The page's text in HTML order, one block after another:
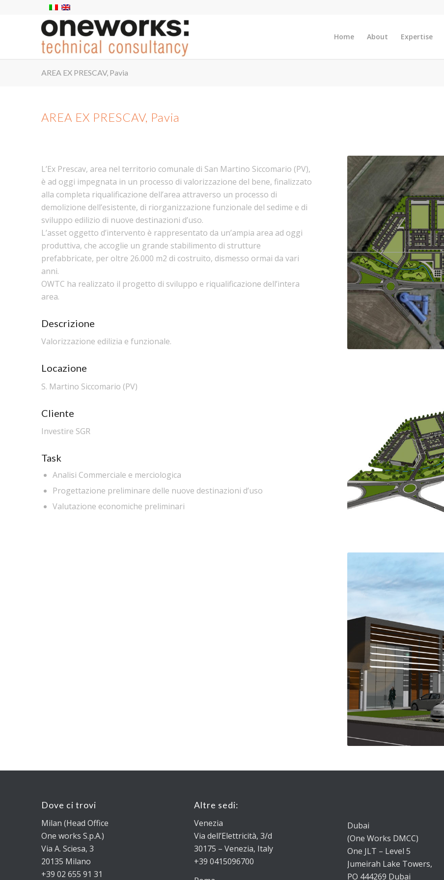
Home About Expertise
AREA EX PRESCAV, Pavia
AREA EX PRESCAV, Pavia
L’Ex Prescav, area nel territorio comunale di San Martino Siccomario (PV),
è ad oggi impegnata in un processo di valorizzazione del bene, finalizzato
alla completa riqualificazione dell’area attraverso un processo di
demolizione dell’esistente, di riorganizzazione funzionale del sedime e di
sviluppo edilizio di nuove destinazioni d’uso.
L’asset oggetto d’intervento è rappresentato da un’ampia area ad oggi
produttiva, che accoglie un grande stabilimento di strutture
prefabbricate, per oltre 26.000 m2 di costruito, dismesso ormai da vari
anni.
OWTC ha realizzato il progetto di sviluppo e riqualificazione dell’intera
area.
Descrizione
Valorizzazione edilizia e funzionale.
Locazione
S. Martino Siccomario (PV)
Cliente
Investire SGR
Task
Analisi Commerciale e merciologica
Progettazione preliminare delle nuove destinazioni d’uso
Valutazione economiche preliminari
Dove ci trovi
Milan (Head Office
One works S.p.A.)
Via A. Sciesa, 3
20135 Milano
+39 02 655 91 31
Altre sedi:
Venezia
Via dell’Elettricità, 3/d
30175 – Venezia, Italy
+39 0415096700
Dubai
(One Works DMCC)
One JLT – Level 5
Jumeirah Lake Towers,
PO 444269 Dubai